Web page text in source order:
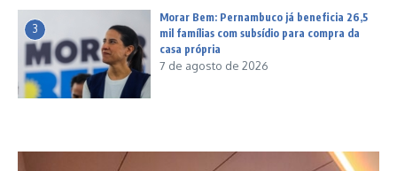
3
Morar Bem: Pernambuco já beneficia 26,5
mil famílias com subsídio para compra da
casa própria
7 de agosto de 2026